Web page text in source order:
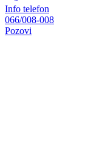
Info telefon
066/008-008
Pozovi